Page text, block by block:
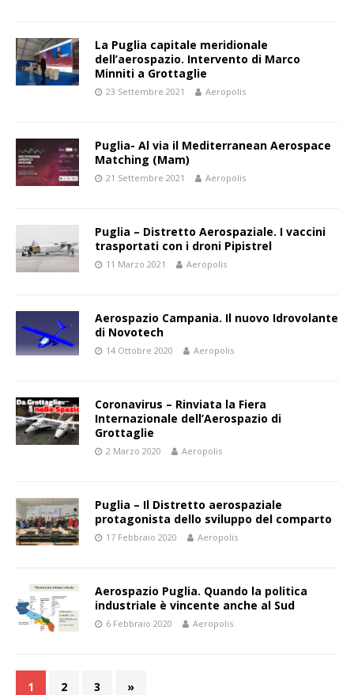
La Puglia capitale meridionale
dell’aerospazio. Intervento di Marco
Minniti a Grottaglie
23 Settembre 2021 Aeropolis
Puglia- Al via il Mediterranean Aerospace
Matching (Mam)
21 Settembre 2021 Aeropolis
Puglia – Distretto Aerospaziale. I vaccini
trasportati con i droni Pipistrel
11 Marzo 2021 Aeropolis
Aerospazio Campania. Il nuovo Idrovolante
di Novotech
14 Ottobre 2020 Aeropolis
Coronavirus – Rinviata la Fiera
Internazionale dell’Aerospazio di
Grottaglie
2 Marzo 2020 Aeropolis
Puglia – Il Distretto aerospaziale
protagonista dello sviluppo del comparto
17 Febbraio 2020 Aeropolis
Aerospazio Puglia. Quando la politica
industriale è vincente anche al Sud
6 Febbraio 2020 Aeropolis
1 2 3 »